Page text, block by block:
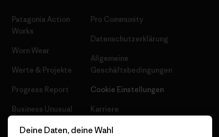
Patagonia Action
Works
Worn Wear
Werte & Projekte
Progress Report
Business Unusual
Klimaziele
Pro Community
Datenschutzerklärung
Allgemeine
Geschäftsbedingungen
Cookie Einstellungen
Karriere
Pressekontakt
Deine Daten, deine Wahl